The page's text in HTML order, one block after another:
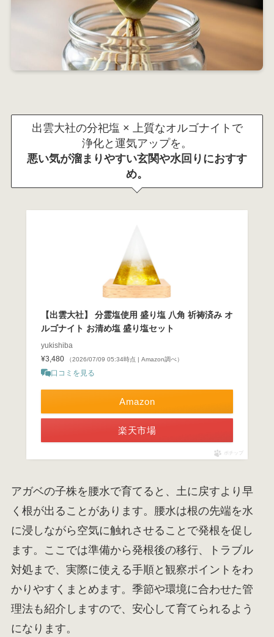
出雲大社の分祀塩 × 上質なオルゴナイトで
浄化と運気アップを。
悪い気が溜まりやすい玄関や水回りにおすす
め。
【出雲大社】 分霊塩使用 盛り塩 八角 祈祷済み オ
ルゴナイト お清め塩 盛り塩セット
yukishiba
¥3,480
（2026/07/09 05:34時点 | Amazon調べ）
口コミを見る
Amazon
楽天市場
ポチップ
アガベの子株を腰水で育てると、土に戻すより早
く根が出ることがあります。腰水は根の先端を水
に浸しながら空気に触れさせることで発根を促し
ます。ここでは準備から発根後の移行、トラブル
対処まで、実際に使える手順と観察ポイントをわ
かりやすくまとめます。季節や環境に合わせた管
理法も紹介しますので、安心して育てられるよう
になります。